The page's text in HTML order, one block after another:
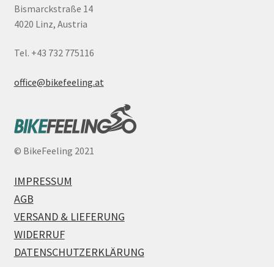
Bismarckstraße 14
4020 Linz, Austria
Tel. +43 732 775116
office@bikefeeling.at
© BikeFeeling 2021
IMPRESSUM
AGB
VERSAND & LIEFERUNG
WIDERRUF
DATENSCHUTZERKLÄRUNG